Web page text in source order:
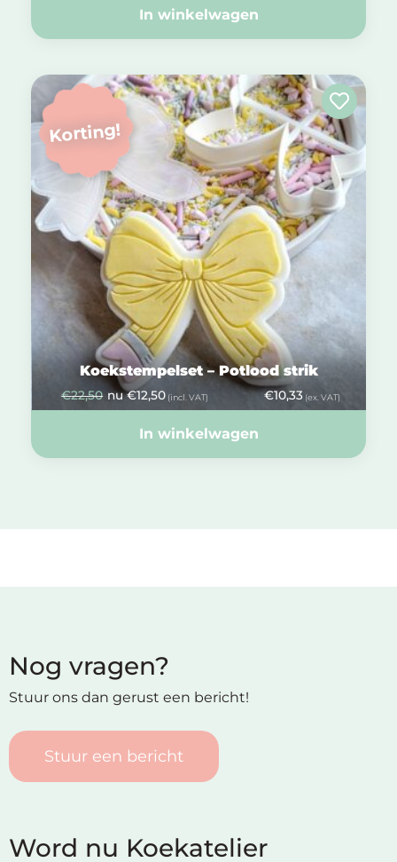
In winkelwagen
Korting!
Koekstempelset – Potlood strik
€22,50 nu €12,50 (incl. VAT) €10,33(ex. VAT)
In winkelwagen
Nog vragen?
Stuur ons dan gerust een bericht!
Stuur een bericht
Word nu Koekatelier